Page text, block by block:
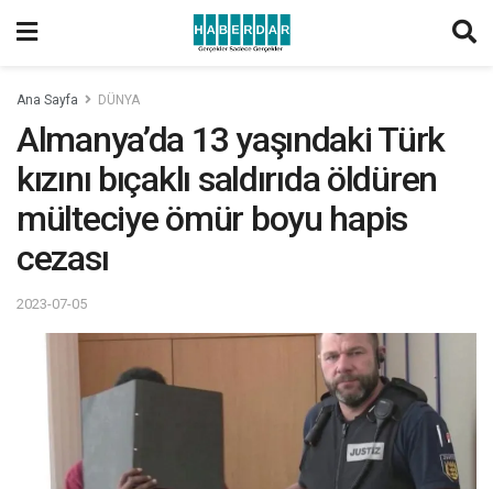
Ana Sayfa DÜNYA
Almanya’da 13 yaşındaki Türk
kızını bıçaklı saldırıda öldüren
mülteciye ömür boyu hapis
cezası
2023-07-05